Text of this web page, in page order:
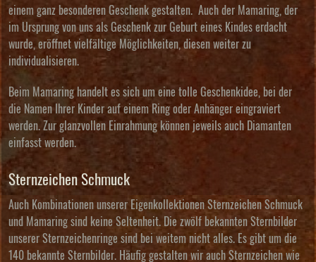
einem ganz besonderen Geschenk gestalten. Auch der Mamaring, der
im Ursprung von uns als Geschenk zur Geburt eines Kindes erdacht
wurde, eröffnet vielfältige Möglichkeiten, diesen weiter zu
individualisieren.
Beim Mamaring handelt es sich um eine tolle Geschenkidee, bei der
die Namen Ihrer Kinder auf einem Ring oder Anhänger eingraviert
werden. Zur glanzvollen Einrahmung können jeweils auch Diamanten
einfasst werden.
Sternzeichen Schmuck
Auch Kombinationen unserer Eigenkollektionen Sternzeichen Schmuck
und Mamaring sind keine Seltenheit. Die zwölf bekannten Sternbilder
unserer Sternzeichenringe sind bei weitem nicht alles. Es gibt um die
140 bekannte Sternbilder. Häufig gestalten wir auch Sternzeichen wie